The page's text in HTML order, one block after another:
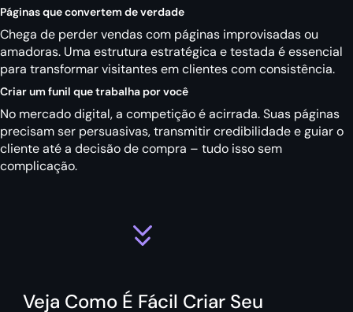
Páginas que convertem de verdade
Chega de perder vendas com páginas improvisadas ou
amadoras. Uma estrutura estratégica e testada é essencial
para transformar visitantes em clientes com consistência.
Criar um funil que trabalha por você
No mercado digital, a competição é acirrada. Suas páginas
precisam ser persuasivas, transmitir credibilidade e guiar o
cliente até a decisão de compra – tudo isso sem
complicação.
Veja Como É Fácil Criar Seu